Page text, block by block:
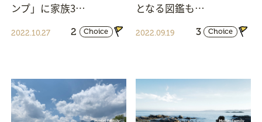
ンプ」に家族3…
2022.10.27 2 Choice
となる図鑑も…
2022.09.19 3 Choice